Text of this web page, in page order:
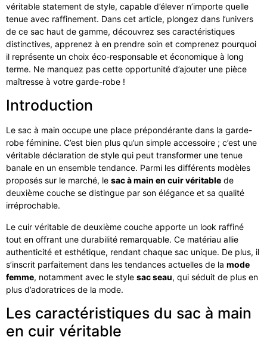
véritable statement de style, capable d’élever n’importe quelle
tenue avec raffinement. Dans cet article, plongez dans l’univers
de ce sac haut de gamme, découvrez ses caractéristiques
distinctives, apprenez à en prendre soin et comprenez pourquoi
il représente un choix éco-responsable et économique à long
terme. Ne manquez pas cette opportunité d’ajouter une pièce
maîtresse à votre garde-robe !
Introduction
Le sac à main occupe une place prépondérante dans la garde-
robe féminine. C’est bien plus qu’un simple accessoire ; c’est une
véritable déclaration de style qui peut transformer une tenue
banale en un ensemble tendance. Parmi les différents modèles
proposés sur le marché, le sac à main en cuir véritable de
deuxième couche se distingue par son élégance et sa qualité
irréprochable.
Le cuir véritable de deuxième couche apporte un look raffiné
tout en offrant une durabilité remarquable. Ce matériau allie
authenticité et esthétique, rendant chaque sac unique. De plus, il
s’inscrit parfaitement dans les tendances actuelles de la mode
femme, notamment avec le style sac seau, qui séduit de plus en
plus d’adoratrices de la mode.
Les caractéristiques du sac à main
en cuir véritable